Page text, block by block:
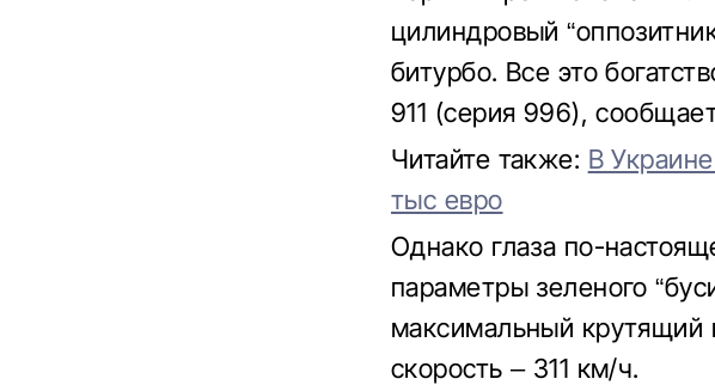
цилиндровый
битурбо. Все это
911 (серия 996),
Читайте также: В
тыс евро
Однако глаза по-
параметры зеленого
максимальный
скорость – 311 км/ч.